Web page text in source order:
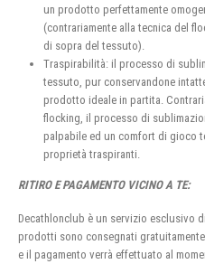
un prodotto perfettamente
(contrariamente alla tecnica del
di sopra del tessuto).
Traspirabilità: il processo di
tessuto, pur conservandone
prodotto ideale in partita.
flocking, il processo di
palpabile ed un comfort di gioco
proprietà traspiranti.
RITIRO E PAGAMENTO VICINO A TE:
Decathlonclub è un servizio esclusivo
prodotti sono consegnati
e il pagamento verrà effettuato al